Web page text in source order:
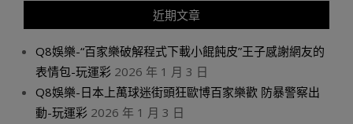
近期文章
Q8娛樂-“百家樂破解程式下載小餛飩皮”王子感謝網友的
表情包-玩運彩 2026 年 1 月 3 日
Q8娛樂-日本上萬球迷街頭狂歐博百家樂歡 防暴警察出
動-玩運彩 2026 年 1 月 3 日